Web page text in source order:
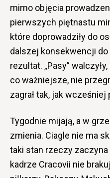
mimo objęcia
pierwszych piętnastu
które doprowadziły do
dalszej konsekwencji
rezultat. „Pasy”
co ważniejsze, nie
zagrał tak, jak
Tygodnie mijają, a w
zmienia. Ciagle nie ma
taki stan rzeczy zaczyna
kadrze Cracovii nie